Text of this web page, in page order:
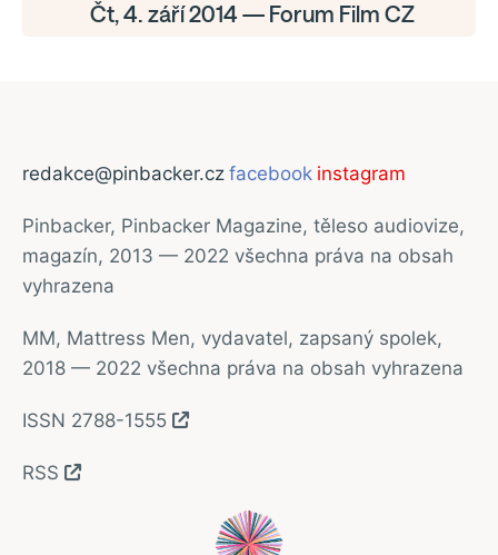
Čt, 4. září 2014 — Forum Film CZ
redakce@pinbacker.cz facebook instagram
Pinbacker, Pinbacker Magazine, těleso audiovize,
magazín, 2013 — 2022 všechna práva na obsah
vyhrazena
MM, Mattress Men, vydavatel, zapsaný spolek,
2018 — 2022 všechna práva na obsah vyhrazena
ISSN 2788-1555
RSS